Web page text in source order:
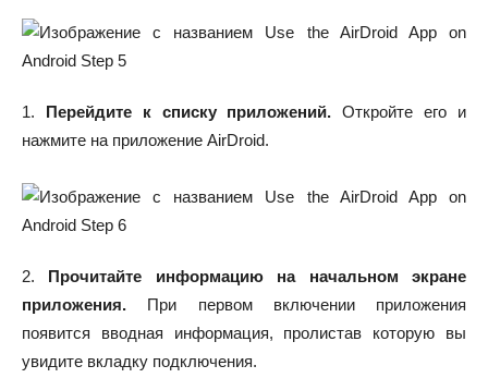
1. Перейдите к списку приложений. Откройте его и
нажмите на приложение AirDroid.
2. Прочитайте информацию на начальном экране
приложения. При первом включении приложения
появится вводная информация, пролистав которую вы
увидите вкладку подключения.